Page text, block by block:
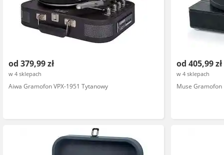
od 379,99 zł
w 4 sklepach
Aiwa Gramofon VPX-1951 Tytanowy
od 405,99 zł
w 4 sklepach
Muse Gramofon